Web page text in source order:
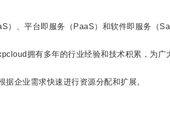
、平台即服务（PaaS）和软件即服务（
拥有多年的行业经验和技术积累，为广
企业需求快速进行资源分配和扩展。